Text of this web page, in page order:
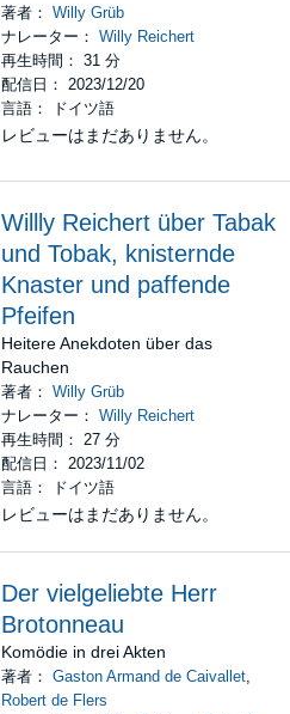
著者：Willy Grüb
ナレーター：Willy Reichert
再生時間： 31 分
配信日： 2023/12/20
言語： ドイツ語
レビューはまだありません。
Willly Reichert über Tabak
und Tobak, knisternde
Knaster und paffende
Pfeifen
Heitere Anekdoten über das
Rauchen
著者：Willy Grüb
ナレーター：Willy Reichert
再生時間： 27 分
配信日： 2023/11/02
言語： ドイツ語
レビューはまだありません。
Der vielgeliebte Herr
Brotonneau
Komödie in drei Akten
著者：Gaston Armand de Caivallet,
Robert de Flers